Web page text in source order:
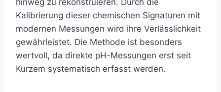
Kalibrierung dieser chemischen Signaturen mit
modernen Messungen wird ihre Verlässlichkeit
gewährleistet. Die Methode ist besonders
wertvoll, da direkte pH-Messungen erst seit
Kurzem systematisch erfasst werden.